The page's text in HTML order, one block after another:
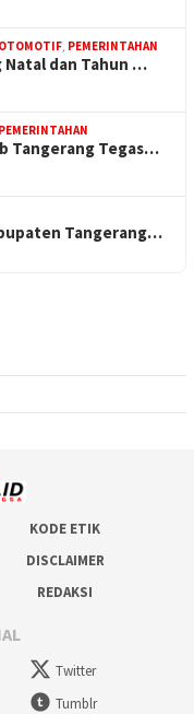
OTOMOTIF, PEMERINTAHAN
Natal dan Tahun …
PEMERINTAHAN
Tangerang Tegas…
Tangerang…
KODE ETIK
DISCLAIMER
REDAKSI
Twitter
Tumblr